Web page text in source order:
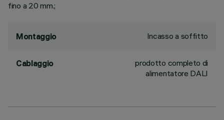
fino a 20 mm.;
Montaggio Incasso a soffitto
Cablaggio
prodotto completo di
alimentatore DALI